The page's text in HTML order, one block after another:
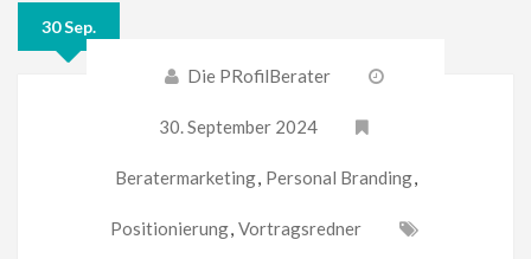
30 Sep.
Die PRofilBerater
30. September 2024
Beratermarketing, Personal Branding,
Positionierung, Vortragsredner